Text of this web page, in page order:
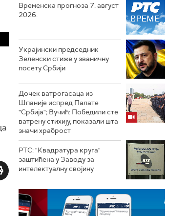
Временска прогноза 7. август
2026.
Украјински председник
Зеленски стиже у званичну
посету Србији
Дочек ватрогасаца из
Шпаније испред Палате
"Србија"; Вучић: Победили сте
ватрену стихију, показали шта
значи храброст
РТС: "Квадратура круга"
заштићена у Заводу за
интелектуалну својину